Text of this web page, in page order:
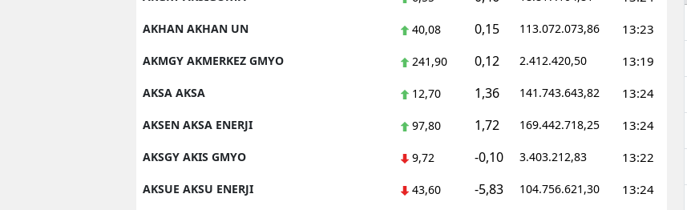
AKHAN AKHAN UN 40,08 0,15 113.072.073,86 13:23
AKMGY AKMERKEZ GMYO 241,90 0,12 2.412.420,50 13:19
AKSA AKSA 12,70 1,36 141.743.643,82 13:24
AKSEN AKSA ENERJI 97,80 1,72 169.442.718,25 13:24
AKSGY AKIS GMYO 9,72 -0,10 3.403.212,83 13:22
AKSUE AKSU ENERJI 43,60 -5,83 104.756.621,30 13:24